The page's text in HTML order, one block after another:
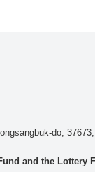
do,
and the